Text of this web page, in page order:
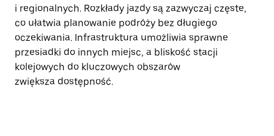
i regionalnych. Rozkłady jazdy są zazwyczaj częste,
co ułatwia planowanie podróży bez długiego
oczekiwania. Infrastruktura umożliwia sprawne
przesiadki do innych miejsc, a bliskość stacji
kolejowych do kluczowych obszarów
zwiększa dostępność.